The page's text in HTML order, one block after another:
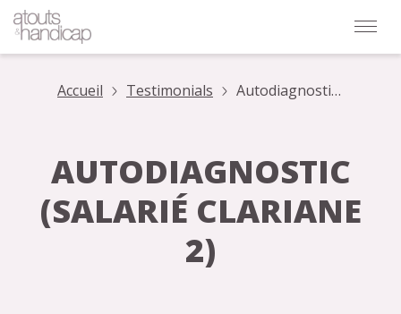
Accueil Testimonials
Autodiagnostic
AUTODIAGNOSTIC
(SALARIÉ CLARIANE
2)